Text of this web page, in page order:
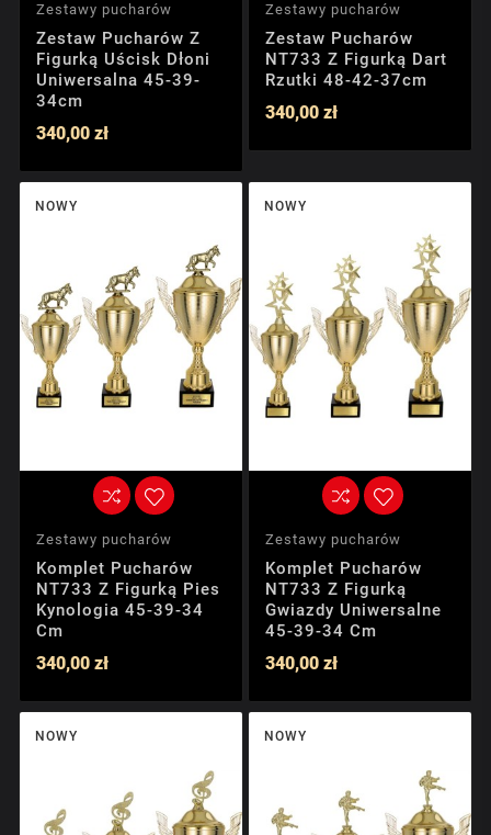
Zestawy pucharów
Zestaw Pucharów Z
Figurką Uścisk Dłoni
Uniwersalna 45-39-
34cm
340,00 zł
Zestawy pucharów
Zestaw Pucharów
NT733 Z Figurką Dart
Rzutki 48-42-37cm
340,00 zł
NOWY
Zestawy pucharów
Komplet Pucharów
NT733 Z Figurką Pies
Kynologia 45-39-34
Cm
340,00 zł
NOWY
Zestawy pucharów
Komplet Pucharów
NT733 Z Figurką
Gwiazdy Uniwersalne
45-39-34 Cm
340,00 zł
NOWY NOWY